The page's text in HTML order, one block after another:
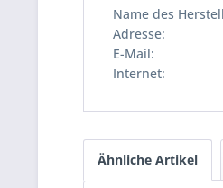
Name des
Adresse:
E-Mail:
Internet:
Ähnliche Artikel